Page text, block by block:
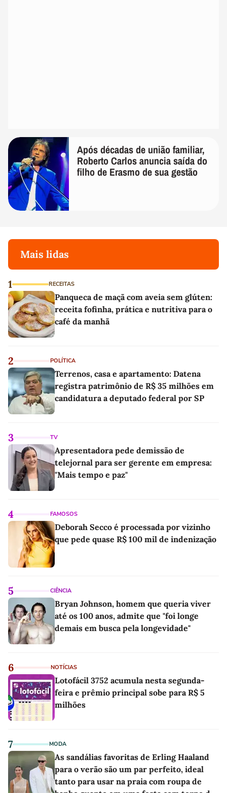
Após décadas de união familiar,
Roberto Carlos anuncia saída do
filho de Erasmo de sua gestão
Mais lidas
1 RECEITAS
Panqueca de maçã com aveia sem glúten:
receita fofinha, prática e nutritiva para o
café da manhã
2 POLÍTICA
Terrenos, casa e apartamento: Datena
registra patrimônio de R$ 35 milhões em
candidatura a deputado federal por SP
3 TV
Apresentadora pede demissão de
telejornal para ser gerente em empresa:
"Mais tempo e paz"
4 FAMOSOS
Deborah Secco é processada por vizinho
que pede quase R$ 100 mil de indenização
5 CIÊNCIA
Bryan Johnson, homem que queria viver
até os 100 anos, admite que "foi longe
demais em busca pela longevidade"
6 NOTÍCIAS
Lotofácil 3752 acumula nesta segunda-
feira e prêmio principal sobe para R$ 5
milhões
7 MODA
As sandálias favoritas de Erling Haaland
para o verão são um par perfeito, ideal
tanto para usar na praia com roupa de